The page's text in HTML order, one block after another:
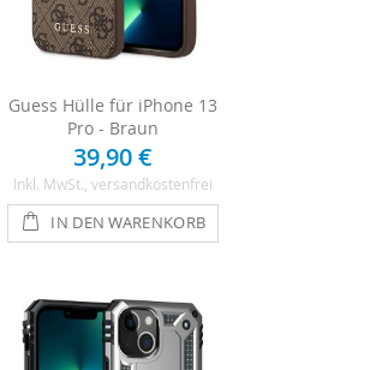
Guess Hülle für iPhone 13
Pro - Braun
39,90 €
Inkl. MwSt. , versandkostenfrei
IN DEN WARENKORB